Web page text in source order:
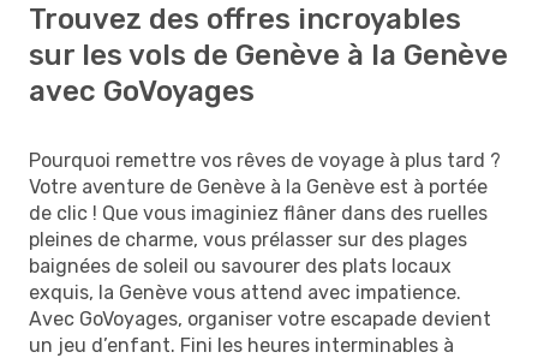
Trouvez des offres incroyables
sur les vols de Genève à la Genève
avec GoVoyages
Pourquoi remettre vos rêves de voyage à plus tard ?
Votre aventure de Genève à la Genève est à portée
de clic ! Que vous imaginiez flâner dans des ruelles
pleines de charme, vous prélasser sur des plages
baignées de soleil ou savourer des plats locaux
exquis, la Genève vous attend avec impatience.
Avec GoVoyages, organiser votre escapade devient
un jeu d’enfant. Fini les heures interminables à